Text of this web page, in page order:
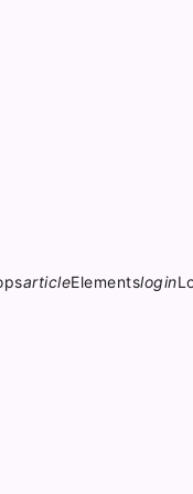
articleElementslogin